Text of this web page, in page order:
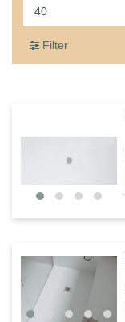
Filter